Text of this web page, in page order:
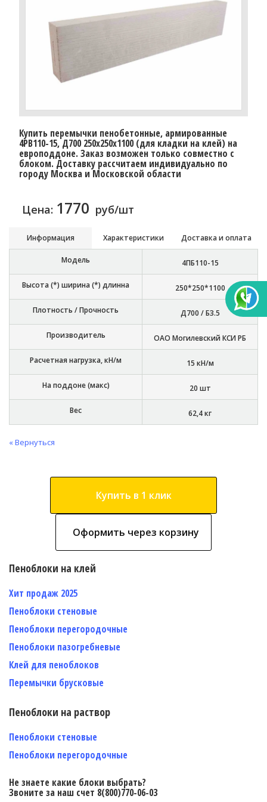
Купить перемычки пенобетонные, армированные
4PB110-15, Д700 250х250х1100 (для кладки на клей) на
европоддоне. Заказ возможен только совместно с
блоком. Доставку расcчитаем индивидуально по
городу Москва и Московской области
Цена: 1770 руб/шт
Информация Характеристики Доставка и оплата
Модель 4ПБ110-15
Высота (*) ширина (*) длинна 250*250*1100
Плотность / Прочность Д700 / Б3.5
Производитель ОАО Могилевский КСИ РБ
Расчетная нагрузка, кН/м 15 кН/м
На поддоне (макс) 20 шт
Вес 62,4 кг
« Вернуться
Купить в 1 клик
Оформить через корзину
Пеноблоки на клей
Хит продаж 2025
Пеноблоки стеновые
Пеноблоки перегородочные
Пеноблоки пазогребневые
Клей для пеноблоков
Перемычки брусковые
Пеноблоки на раствор
Пеноблоки стеновые
Пеноблоки перегородочные
Не знаете какие блоки выбрать?
Звоните за наш счет 8(800)770-06-03